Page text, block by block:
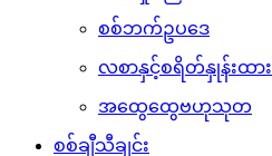
စစ်ဘက်ဥပဒေ
လစာနှင့်စရိတ်နှုန်းထား
အထွေထွေဗဟုသုတ
စစ်ချီသီချင်း